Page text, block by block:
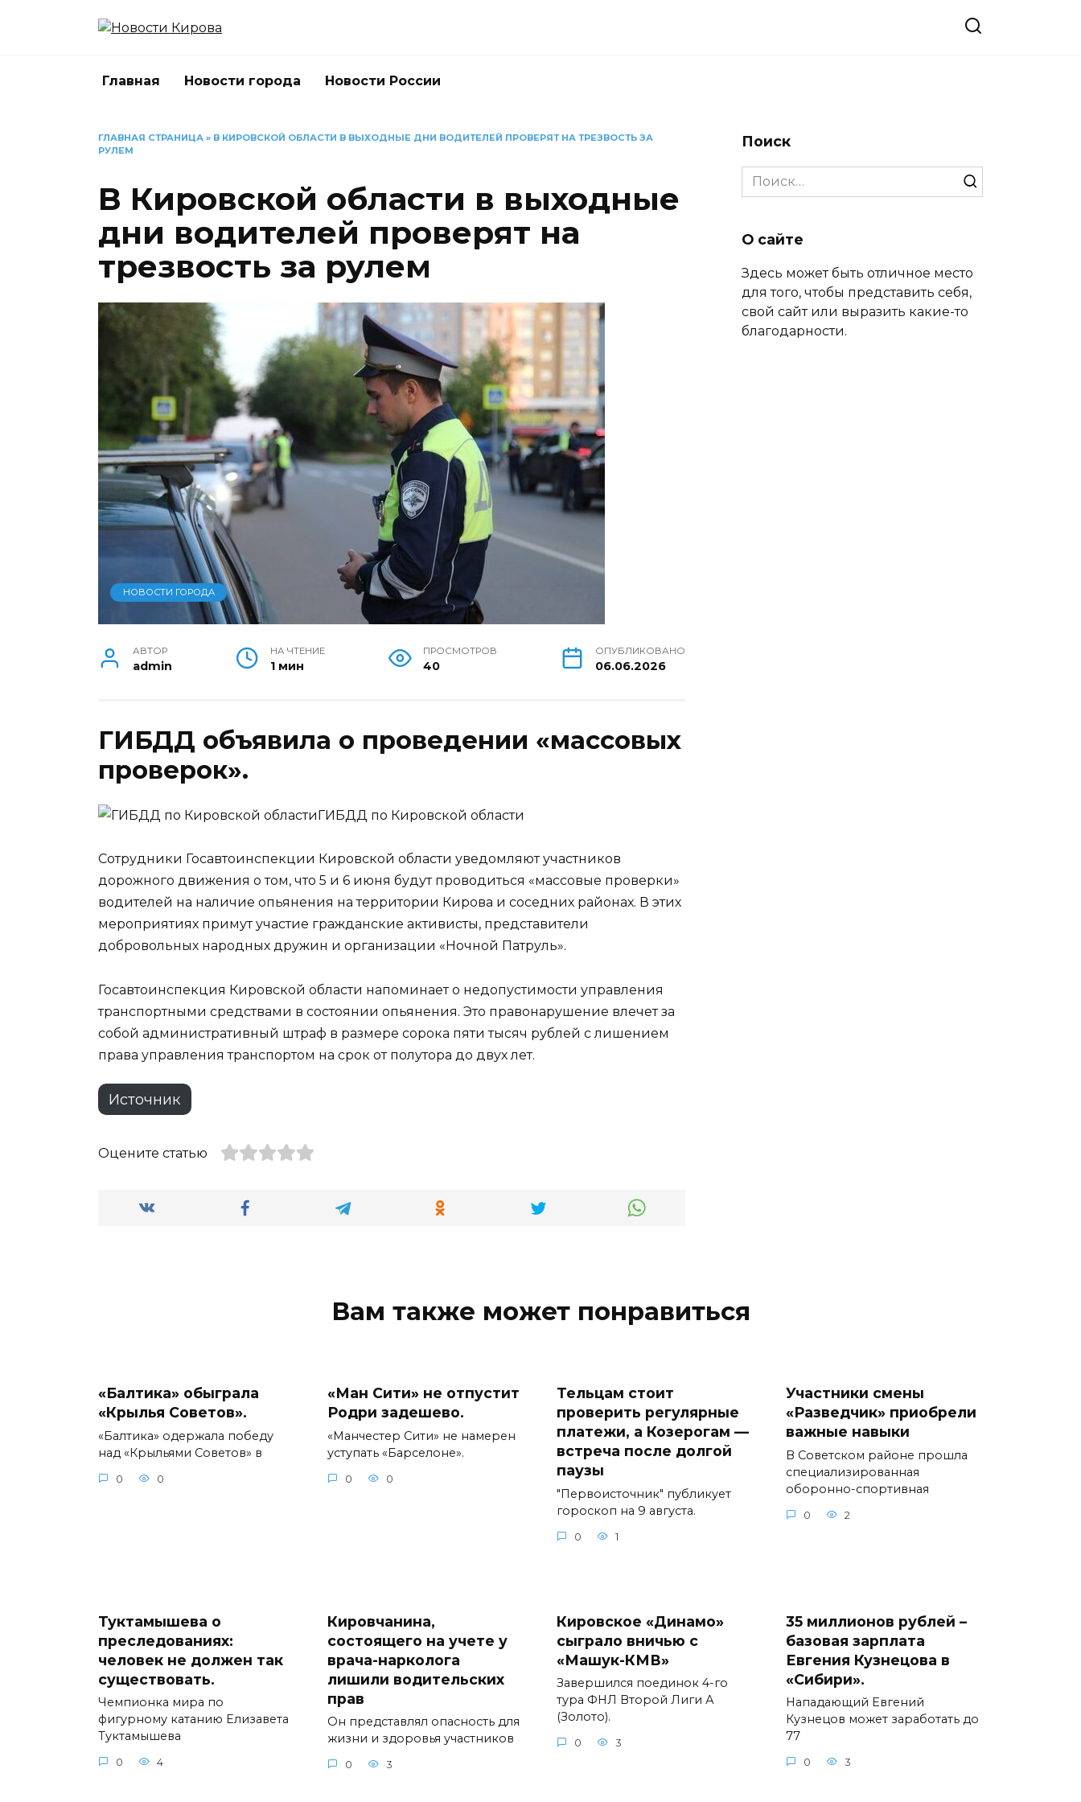
Главная Новости города Новости России
ГЛАВНАЯ СТРАНИЦА » В КИРОВСКОЙ ОБЛАСТИ В ВЫХОДНЫЕ ДНИ ВОДИТЕЛЕЙ ПРОВЕРЯТ НА ТРЕЗВОСТЬ ЗА
РУЛЕМ
В Кировской области в выходные
дни водителей проверят на
трезвость за рулем
НОВОСТИ ГОРОДА
АВТОР
admin
НА ЧТЕНИЕ
1 мин
ПРОСМОТРОВ
40
ОПУБЛИКОВАНО
06.06.2026
ГИБДД объявила о проведении «массовых
проверок».
ГИБДД по Кировской области
Сотрудники Госавтоинспекции Кировской области уведомляют участников
дорожного движения о том, что 5 и 6 июня будут проводиться «массовые проверки»
водителей на наличие опьянения на территории Кирова и соседних районах. В этих
мероприятиях примут участие гражданские активисты, представители
добровольных народных дружин и организации «Ночной Патруль».
Госавтоинспекция Кировской области напоминает о недопустимости управления
транспортными средствами в состоянии опьянения. Это правонарушение влечет за
собой административный штраф в размере сорока пяти тысяч рублей с лишением
права управления транспортом на срок от полутора до двух лет.
Источник
Оцените статью
Поиск
Search
for:
О сайте
Здесь может быть отличное место
для того, чтобы представить себя,
свой сайт или выразить какие-то
благодарности.
Вам также может понравиться
«Балтика» обыграла
«Крылья Советов».
«Балтика» одержала победу
над «Крыльями Советов» в
0 0
«Ман Сити» не отпустит
Родри задешево.
«Манчестер Сити» не намерен
уступать «Барселоне».
0 0
Тельцам стоит
проверить регулярные
платежи, а Козерогам —
встреча после долгой
паузы
"Первоисточник" публикует
гороскоп на 9 августа.
0 1
Участники смены
«Разведчик» приобрели
важные навыки
В Советском районе прошла
специализированная
оборонно-спортивная
0 2
Туктамышева о
преследованиях:
человек не должен так
существовать.
Чемпионка мира по
фигурному катанию Елизавета
Туктамышева
0 4
Кировчанина,
состоящего на учете у
врача-нарколога
лишили водительских
прав
Он представлял опасность для
жизни и здоровья участников
0 3
Кировское «Динамо»
сыграло вничью с
«Машук-КМВ»
Завершился поединок 4-го
тура ФНЛ Второй Лиги А
(Золото).
0 3
35 миллионов рублей –
базовая зарплата
Евгения Кузнецова в
«Сибири».
Нападающий Евгений
Кузнецов может заработать до
77
0 3